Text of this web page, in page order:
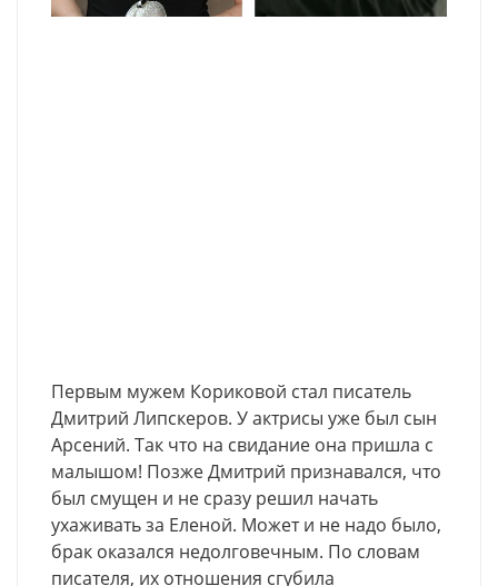
Первым мужем Кориковой стал писатель
Дмитрий Липскеров. У актрисы уже был сын
Арсений. Так что на свидание она пришла с
малышом! Позже Дмитрий признавался, что
был смущен и не сразу решил начать
ухаживать за Еленой. Может и не надо было,
брак оказался недолговечным. По словам
писателя, их отношения сгубила